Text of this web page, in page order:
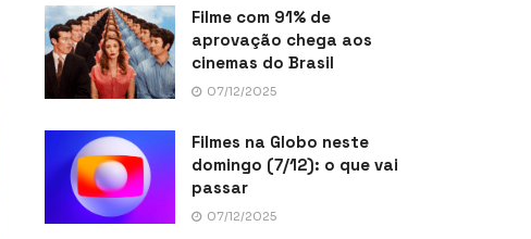
Filme com 91% de
aprovação chega aos
cinemas do Brasil
07/12/2025
Filmes na Globo neste
domingo (7/12): o que vai
passar
07/12/2025